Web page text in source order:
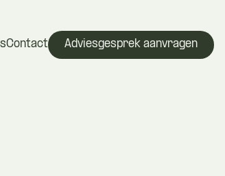
Contact Adviesgesprek aanvragen